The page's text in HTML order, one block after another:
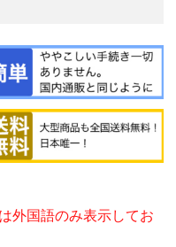
外国語のみ表示してお